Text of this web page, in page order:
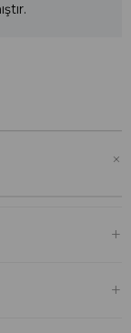
+
+
+